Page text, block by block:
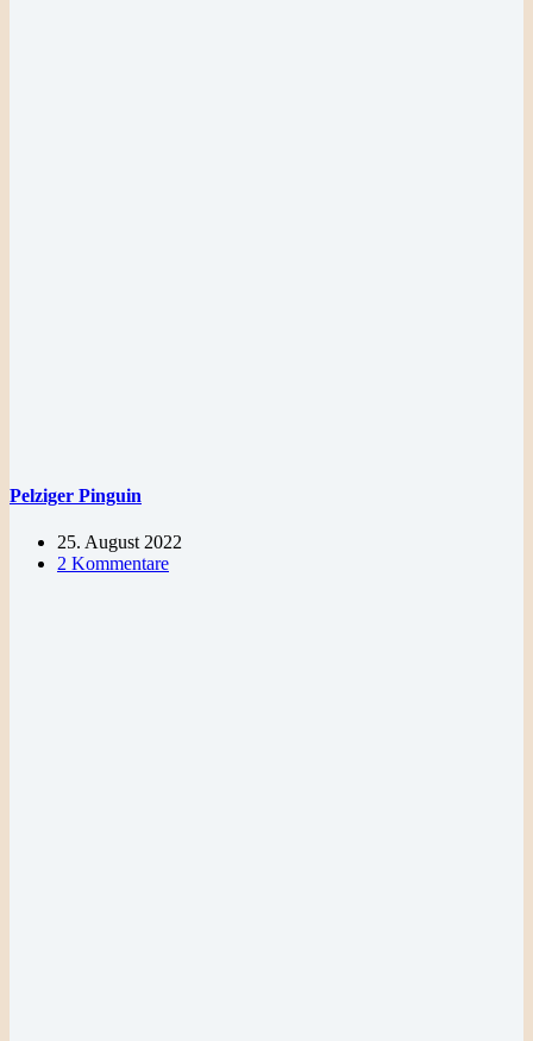
Pelziger Pinguin
25. August 2022
2 Kommentare